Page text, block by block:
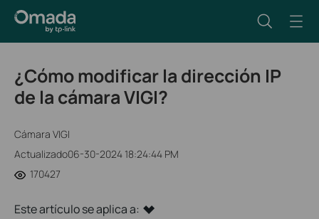
¿Cómo modificar la dirección IP
de la cámara VIGI?
Cámara VIGI
Actualizado06-30-2024 18:24:44 PM
170427
Este artículo se aplica a: